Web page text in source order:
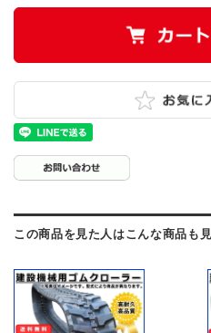
この商品を見た人はこんな商品も